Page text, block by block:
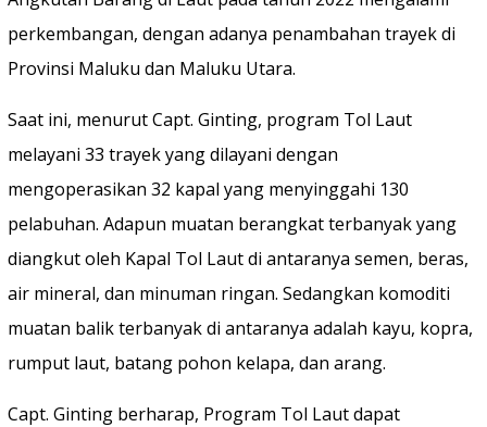
perkembangan, dengan adanya penambahan trayek di
Provinsi Maluku dan Maluku Utara.
Saat ini, menurut Capt. Ginting, program Tol Laut
melayani 33 trayek yang dilayani dengan
mengoperasikan 32 kapal yang menyinggahi 130
pelabuhan. Adapun muatan berangkat terbanyak yang
diangkut oleh Kapal Tol Laut di antaranya semen, beras,
air mineral, dan minuman ringan. Sedangkan komoditi
muatan balik terbanyak di antaranya adalah kayu, kopra,
rumput laut, batang pohon kelapa, dan arang.
Capt. Ginting berharap, Program Tol Laut dapat